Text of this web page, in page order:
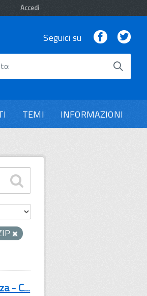
Accedi
Seguici su Facebook
TEMI INFORMAZIONI
- C...